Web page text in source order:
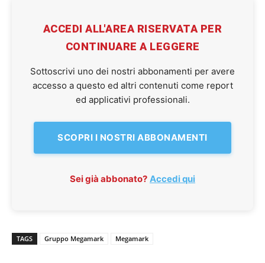
ACCEDI ALL'AREA RISERVATA PER
CONTINUARE A LEGGERE
Sottoscrivi uno dei nostri abbonamenti per avere
accesso a questo ed altri contenuti come report
ed applicativi professionali.
SCOPRI I NOSTRI ABBONAMENTI
Sei già abbonato? Accedi qui
TAGS Gruppo Megamark Megamark